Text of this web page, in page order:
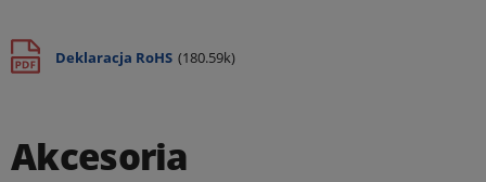
Deklaracja RoHS (180.59k)
Akcesoria